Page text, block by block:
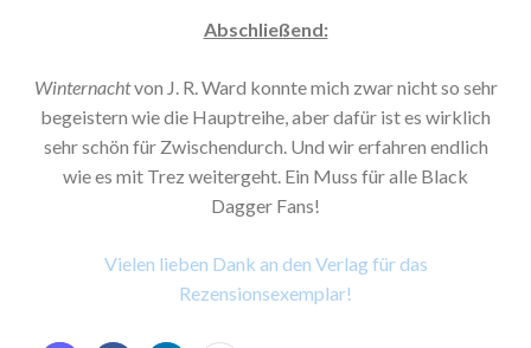
Abschließend:
Winternachtvon J. R. Ward konnte mich zwar nicht so sehr
begeistern wie die Hauptreihe, aber dafür ist es wirklich
sehr schön für Zwischendurch. Und wir erfahren endlich
wie es mit Trez weitergeht. Ein Muss für alle Black
Dagger Fans!
Vielen lieben Dank an den Verlag für das
Rezensionsexemplar!